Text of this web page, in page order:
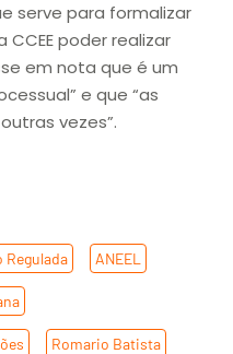
serve para formalizar
poder realizar
em nota que é um
e que “as
vezes”.
Regulada ANEEL
Romario Batista